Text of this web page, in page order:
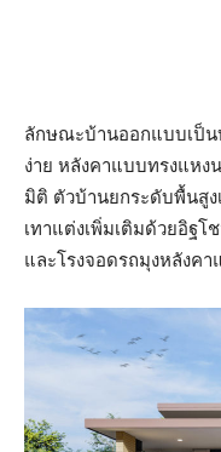
ลักษณะบ้านออกแบบเป็น
ง่าย หลังคาแบบทรงแหง
มิติ ตัวบ้านยกระดับพื้นสู
เทาแต่งเพิ่มเติมด้วยอิฐโ
และโรงจอดรถมุงหลังคา